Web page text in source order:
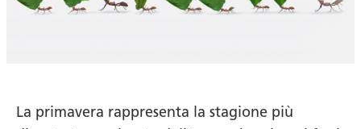
La primavera rappresenta la stagione più